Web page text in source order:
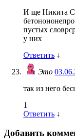
И ще Никита
пустых
у них
Ответить ↓
Это
так из него
1
Ответить ↓
Добавить